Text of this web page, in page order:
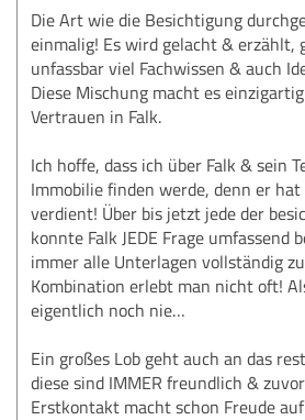
Die Art wie die Besichtigung
einmalig! Es wird gelacht & erzählt,
unfassbar viel Fachwissen & auch
Diese Mischung macht es
Vertrauen in Falk.
Ich hoffe, dass ich über Falk & sein
Immobilie finden werde, denn er
verdient! Über bis jetzt jede der
konnte Falk JEDE Frage umfassend
immer alle Unterlagen vollständig
Kombination erlebt man nicht oft!
eigentlich noch nie…
Ein großes Lob geht auch an das
diese sind IMMER freundlich &
Erstkontakt macht schon Freude